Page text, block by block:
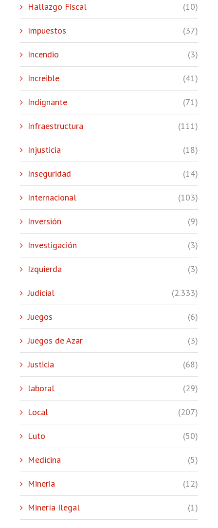
Hallazgo Fiscal (10)
Impuestos (37)
Incendio (3)
Increible (41)
Indignante (71)
Infraestructura (111)
Injusticia (18)
Inseguridad (14)
Internacional (103)
Inversión (9)
Investigación (3)
Izquierda (3)
Judicial (2.333)
Juegos (6)
Juegos de Azar (3)
Justicia (68)
laboral (29)
Local (207)
Luto (50)
Medicina (5)
Mineria (12)
Minería Ilegal (1)